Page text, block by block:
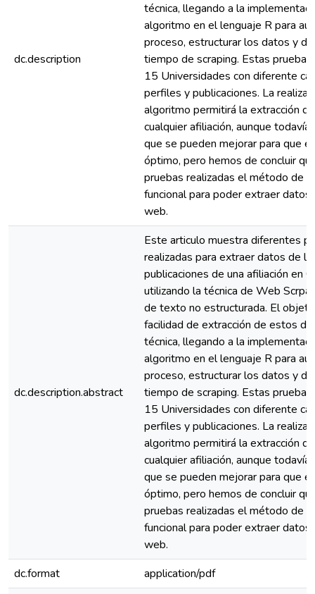
dc.description
técnica, llegando a la
algoritmo en el lenguaje R para
proceso, estructurar los datos y
tiempo de scraping. Estas pruebas
15 Universidades con diferente
perfiles y publicaciones. La
algoritmo permitirá la extracción
cualquier afiliación, aunque
que se pueden mejorar para que
óptimo, pero hemos de concluir
pruebas realizadas el método de
funcional para poder extraer datos
web.
dc.description.abstract
Este articulo muestra diferentes
realizadas para extraer datos de
publicaciones de una afiliación en
utilizando la técnica de Web
de texto no estructurada. El
facilidad de extracción de estos
técnica, llegando a la
algoritmo en el lenguaje R para
proceso, estructurar los datos y
tiempo de scraping. Estas pruebas
15 Universidades con diferente
perfiles y publicaciones. La
algoritmo permitirá la extracción
cualquier afiliación, aunque
que se pueden mejorar para que
óptimo, pero hemos de concluir
pruebas realizadas el método de
funcional para poder extraer datos
web.
dc.format
application/pdf